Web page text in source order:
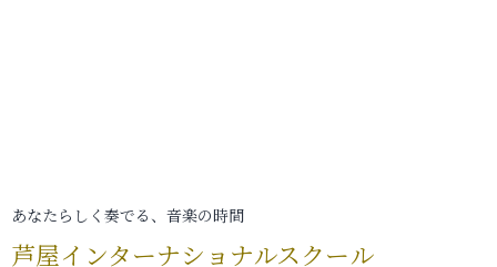
あなたらしく奏でる、音楽の時間
芦屋インターナショナルスクール